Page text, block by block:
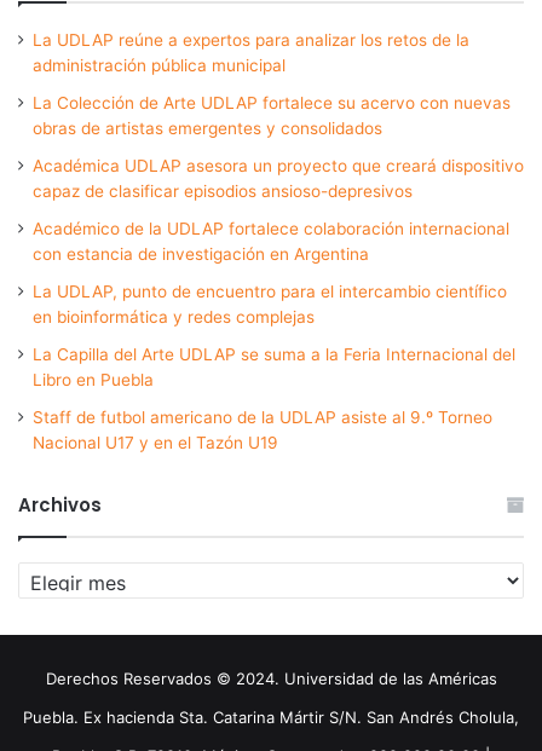
La UDLAP reúne a expertos para analizar los retos de la
administración pública municipal
La Colección de Arte UDLAP fortalece su acervo con nuevas
obras de artistas emergentes y consolidados
Académica UDLAP asesora un proyecto que creará dispositivo
capaz de clasificar episodios ansioso-depresivos
Académico de la UDLAP fortalece colaboración internacional
con estancia de investigación en Argentina
La UDLAP, punto de encuentro para el intercambio científico
en bioinformática y redes complejas
La Capilla del Arte UDLAP se suma a la Feria Internacional del
Libro en Puebla
Staff de futbol americano de la UDLAP asiste al 9.º Torneo
Nacional U17 y en el Tazón U19
Archivos
Archivos
Derechos Reservados © 2024. Universidad de las Américas
Puebla. Ex hacienda Sta. Catarina Mártir S/N. San Andrés Cholula,